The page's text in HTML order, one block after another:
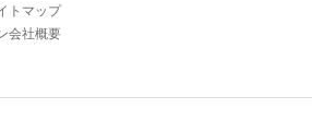
トマップ
会社概要